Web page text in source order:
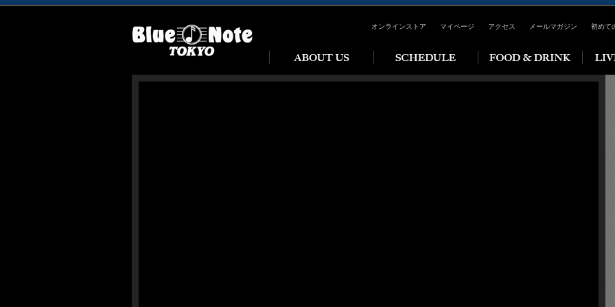
オンラインストア マイページ アクセス メールマガジン 初めて